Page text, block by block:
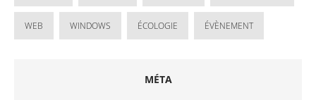
WEB WINDOWS ÉCOLOGIE ÉVÈNEMENT
MÉTA